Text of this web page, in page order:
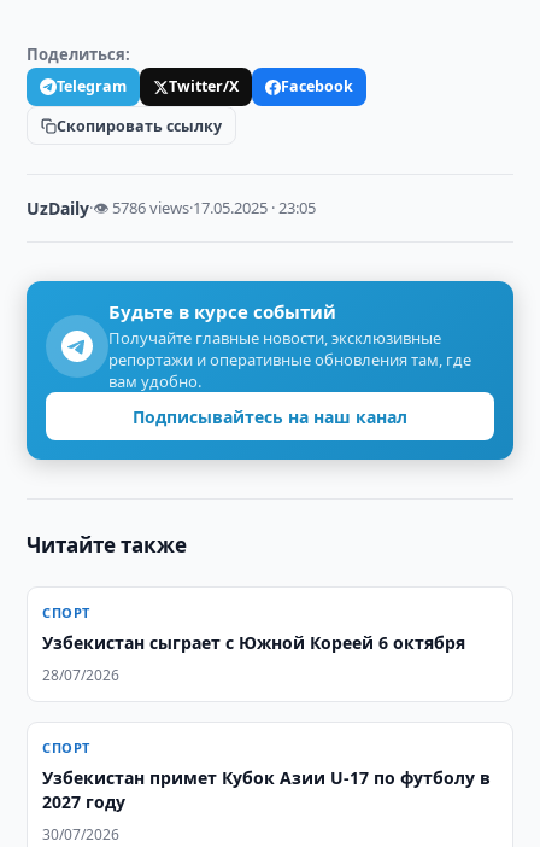
Поделиться:
Telegram Twitter/X
Facebook
Скопировать ссылку
UzDaily·👁 5786 views·17.05.2025 · 23:05
Будьте в курсе событий
Получайте главные новости, эксклюзивные
репортажи и оперативные обновления там, где
вам удобно.
Подписывайтесь на наш канал
Читайте также
СПОРТ
Узбекистан сыграет с Южной Кореей 6 октября
28/07/2026
СПОРТ
Узбекистан примет Кубок Азии U-17 по футболу в
2027 году
30/07/2026